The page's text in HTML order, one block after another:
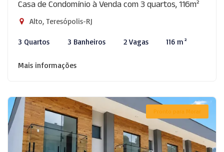
Casa de Condomínio à Venda com 3 quartos, 116m²
Alto, Teresópolis-RJ
3 Quartos 3 Banheiros 2 Vagas 116 m²
Mais informações
Pronto para Morar